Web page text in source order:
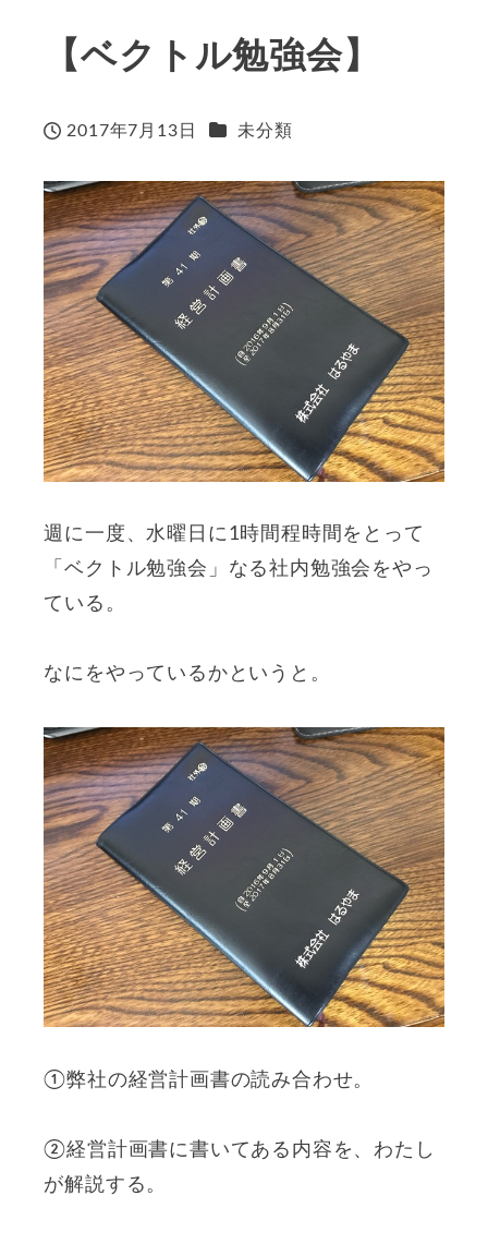
【ベクトル勉強会】
投稿日
2017年7月13日 カテゴリー
未分類
週に一度、水曜日に1時間程時間をとって
「ベクトル勉強会」なる社内勉強会をやっ
ている。
なにをやっているかというと。
①弊社の経営計画書の読み合わせ。
②経営計画書に書いてある内容を、わたし
が解説する。